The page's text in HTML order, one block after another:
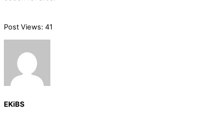
Post Views: 41
EKiBS